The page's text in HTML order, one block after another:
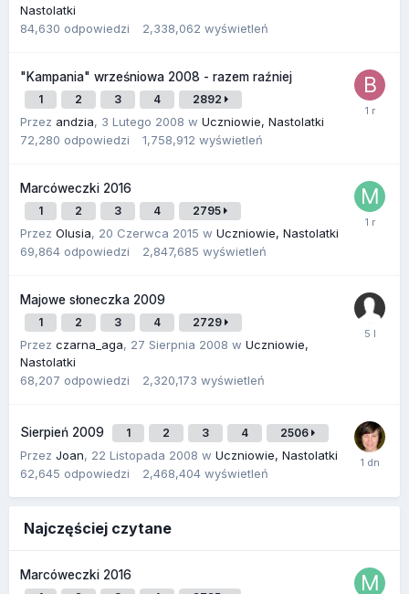
Nastolatki
84,630 odpowiedzi 2,338,062 wyświetleń
"Kampania" wrześniowa 2008 - razem raźniej
1 2 3 4 2892
Przez andzia, 3 Lutego 2008 w Uczniowie, Nastolatki
72,280 odpowiedzi 1,758,912 wyświetleń
Marcóweczki 2016
1 2 3 4 2795
Przez Olusia, 20 Czerwca 2015 w Uczniowie, Nastolatki
69,864 odpowiedzi 2,847,685 wyświetleń
Majowe słoneczka 2009
1 2 3 4 2729
Przez czarna_aga, 27 Sierpnia 2008 w Uczniowie,
Nastolatki
68,207 odpowiedzi 2,320,173 wyświetleń
Sierpień 2009 1 2 3 4 2506
Przez Joan, 22 Listopada 2008 w Uczniowie, Nastolatki
62,645 odpowiedzi 2,468,404 wyświetleń
Najczęściej czytane
Marcóweczki 2016